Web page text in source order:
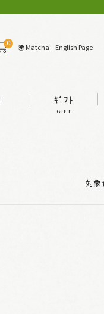
0 🌍 Matcha – English Page
ｷﾞﾌﾄ
GIFT
対象